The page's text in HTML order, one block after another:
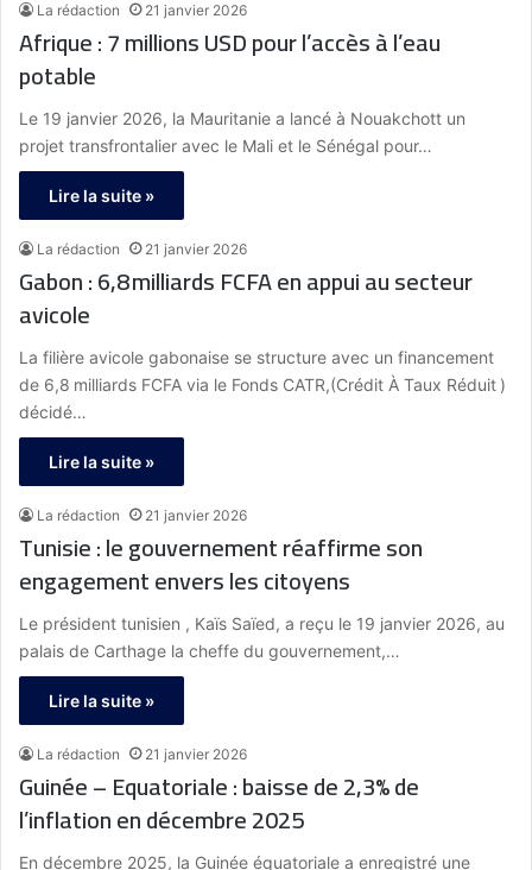
La rédaction 21 janvier 2026
Afrique : 7 millions USD pour l’accès à l’eau
potable
Le 19 janvier 2026, la Mauritanie a lancé à Nouakchott un
projet transfrontalier avec le Mali et le Sénégal pour…
Lire la suite »
La rédaction 21 janvier 2026
Gabon : 6,8 milliards FCFA en appui au secteur
avicole
La filière avicole gabonaise se structure avec un financement
de 6,8 milliards FCFA via le Fonds CATR,(Crédit À Taux Réduit )
décidé…
Lire la suite »
La rédaction 21 janvier 2026
Tunisie : le gouvernement réaffirme son
engagement envers les citoyens
Le président tunisien , Kaïs Saïed, a reçu le 19 janvier 2026, au
palais de Carthage la cheffe du gouvernement,…
Lire la suite »
La rédaction 21 janvier 2026
Guinée – Equatoriale : baisse de 2,3% de
l’inflation en décembre 2025
En décembre 2025, la Guinée équatoriale a enregistré une